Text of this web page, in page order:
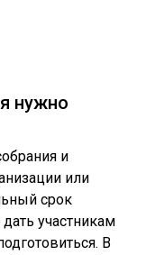
нужно
и
или
срок
участникам
В